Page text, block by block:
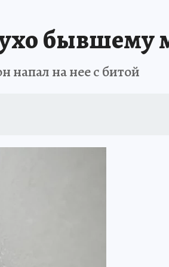
бывшему
напал на нее с битой